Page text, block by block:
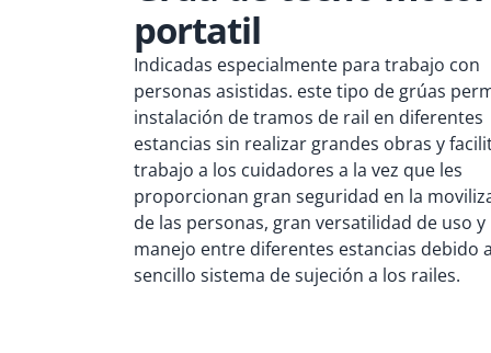
portatil
Indicadas especialmente para trabajo con
personas asistidas. este tipo de grúas
instalación de tramos de rail en diferentes
estancias sin realizar grandes obras y
trabajo a los cuidadores a la vez que les
proporcionan gran seguridad en la
de las personas, gran versatilidad de uso y
manejo entre diferentes estancias debido
sencillo sistema de sujeción a los railes.